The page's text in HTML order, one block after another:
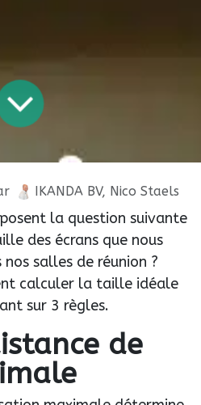
IKANDA BV, Nico Staels
la question suivante
des écrans que nous
salles de réunion ?
calculer la taille idéale
sur 3 règles.
de